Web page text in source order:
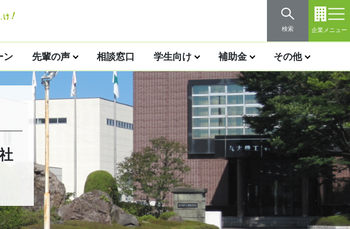
検索 企業メニュー
ン 先輩の声 相談窓口 学生向け 補助金 その他